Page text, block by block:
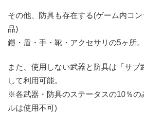
その他、防具も存在する(ゲーム内コ
品)
鎧・盾・手・靴・アクセサリの5ヶ所。
また、使用しない武器と防具は「サブ
して利用可能。
※各武器・防具のステータスの10％の
ルは使用不可)